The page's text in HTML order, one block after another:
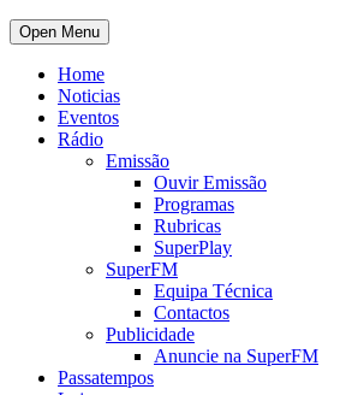
Open Menu
Home
Noticias
Eventos
Rádio
Emissão
Ouvir Emissão
Programas
Rubricas
SuperPlay
SuperFM
Equipa Técnica
Contactos
Publicidade
Anuncie na SuperFM
Passatempos